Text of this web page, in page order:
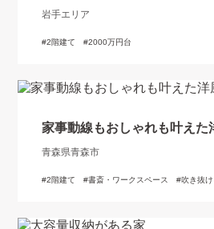
岩手エリア
2階建て 2000万円台
家事動線もおしゃれも叶えた
青森県青森市
2階建て 書斎・ワークスペース 吹き抜け